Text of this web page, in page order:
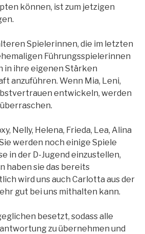
können, ist zum jetzigen
Spielerinnen, die im letzten
Führungsspielerinnen
in ihre eigenen Stärken
anzuführen. Wenn Mia, Leni,
entwickeln, werden
Nelly, Helena, Frieda, Lea, Alina
werden noch einige Spiele
in der D-Jugend einzustellen,
haben sie das bereits
wird uns auch Carlotta aus der
gut bei uns mithalten kann.
besetzt, sodass alle
zu übernehmen und